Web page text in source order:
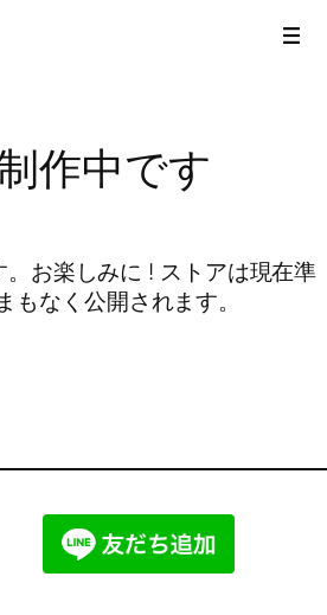
作中です
。お楽しみに ! ストアは現在準
もなく公開されます。